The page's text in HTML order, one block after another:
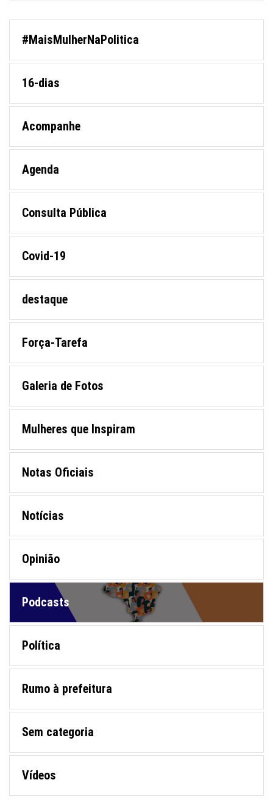
#MaisMulherNaPolitica
16-dias
Acompanhe
Agenda
Consulta Pública
Covid-19
destaque
Força-Tarefa
Galeria de Fotos
Mulheres que Inspiram
Notas Oficiais
Notícias
Opinião
Podcasts
Política
Rumo à prefeitura
Sem categoria
Vídeos